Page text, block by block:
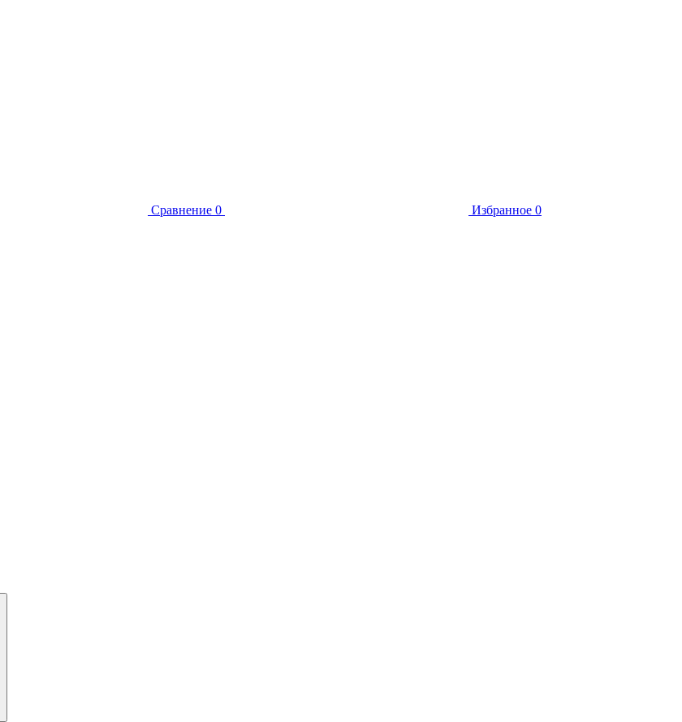
Сравнение 0 Избранное 0